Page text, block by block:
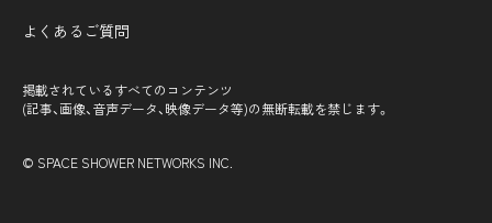
よくあるご質問
掲載されているすべてのコンテンツ
(記事、画像、音声データ、映像データ等)の無断転載を禁じます。
© SPACE SHOWER NETWORKS INC.